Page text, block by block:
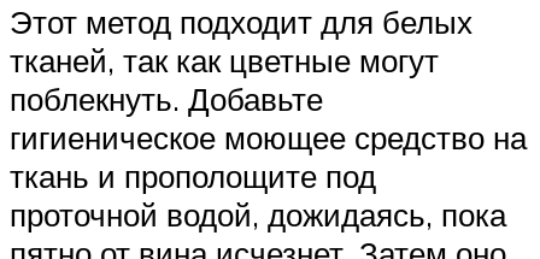
Этот метод подходит для белых
тканей, так как цветные могут
поблекнуть. Добавьте
гигиеническое моющее средство на
ткань и прополощите под
проточной водой, дожидаясь, пока